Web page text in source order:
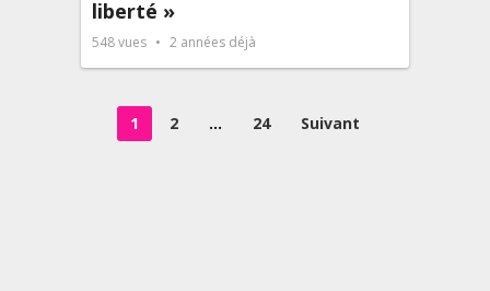
liberté »
548vues 2 années déjà
1 2 … 24 Suivant